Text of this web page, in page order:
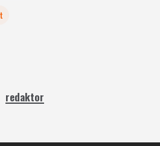
redaktor